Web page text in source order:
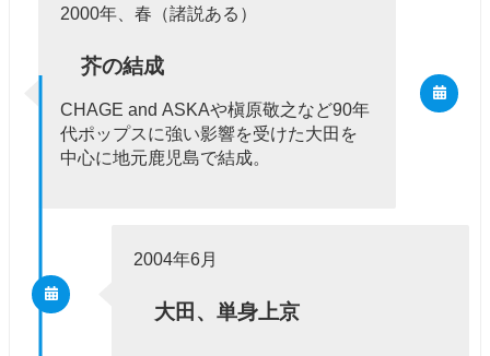
2000年、春（諸説ある）
芥の結成
CHAGE and ASKAや槇原敬之など90年
代ポップスに強い影響を受けた大田を
中心に地元鹿児島で結成。
2004年6月
大田、単身上京